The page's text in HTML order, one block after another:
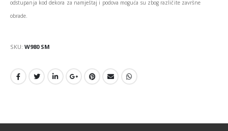
odstupanja kod dekora za namještaj i podova moguća su zbog različite završne
obrade.
SKU: W980 SM